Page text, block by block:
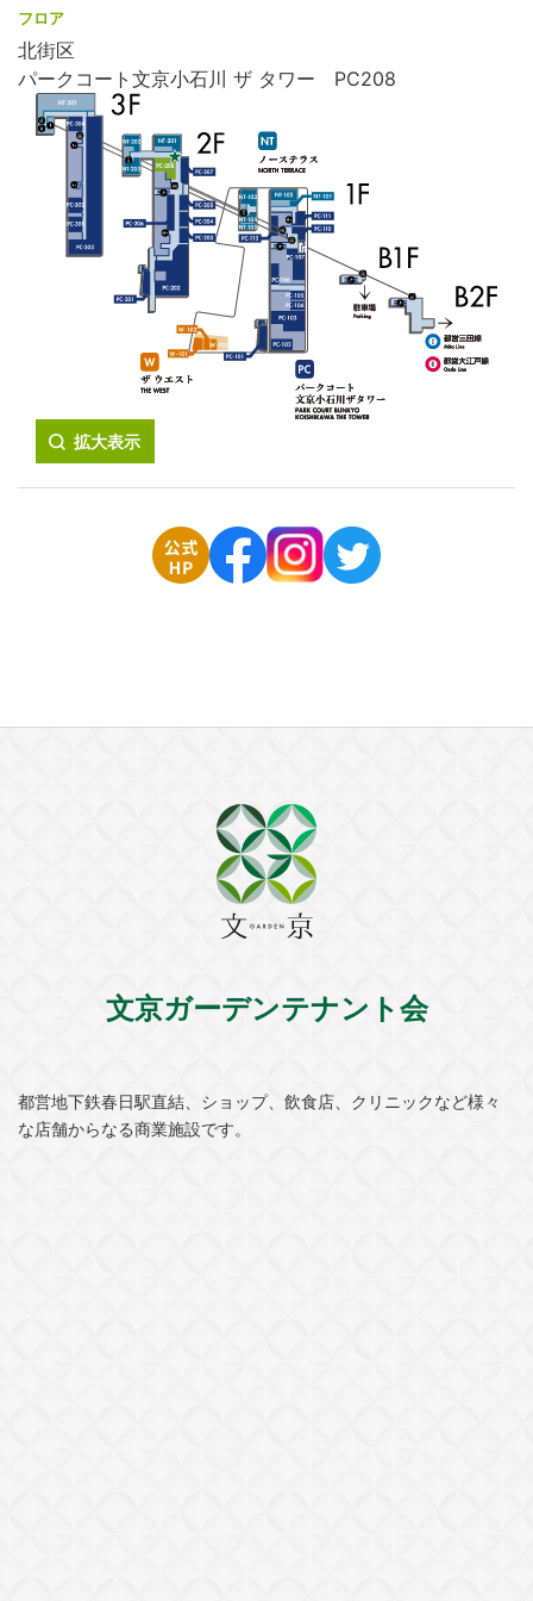
フロア
北街区
パークコート文京小石川 ザ タワー PC208
拡大表示
文京ガーデンテナント会
都営地下鉄春日駅直結、ショップ、飲食店、クリニックなど様々
な店舗からなる商業施設です。